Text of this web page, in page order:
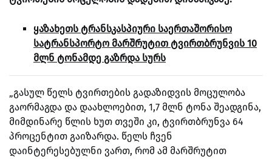
ყაზახეთს ტრანსკასპიური საერთაშორისო
სატრანსპორტო მარშრუტით ტვირთბრუნვის 10
მლნ ტონამდე გაზრდა სურს
„გასულ წელს ტვირთების გადაზიდვის მოცულობა
გაორმაგდა და დაახლოებით, 1,7 მლნ ტონა შეადგინა,
მიმდინარე წლის ხუთ თვეში კი, ტვირთბრუნვა 64
პროცენტით გაიზარდა. წელს ჩვენ
დაინტერესებულნი ვართ, რომ ამ მარშრუტით